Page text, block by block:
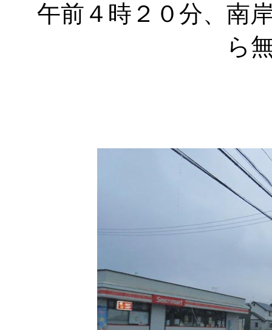
午前４時２０分、南
ら